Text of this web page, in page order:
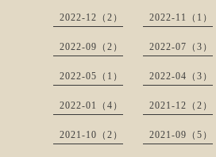
2022-12（2） 2022-11（1）
2022-09（2） 2022-07（3）
2022-05（1） 2022-04（3）
2022-01（4） 2021-12（2）
2021-10（2） 2021-09（5）